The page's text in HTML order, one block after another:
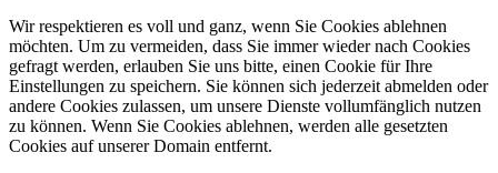
Wir respektieren es voll und ganz, wenn Sie Cookies ablehnen
möchten. Um zu vermeiden, dass Sie immer wieder nach Cookies
gefragt werden, erlauben Sie uns bitte, einen Cookie für Ihre
Einstellungen zu speichern. Sie können sich jederzeit abmelden oder
andere Cookies zulassen, um unsere Dienste vollumfänglich nutzen
zu können. Wenn Sie Cookies ablehnen, werden alle gesetzten
Cookies auf unserer Domain entfernt.